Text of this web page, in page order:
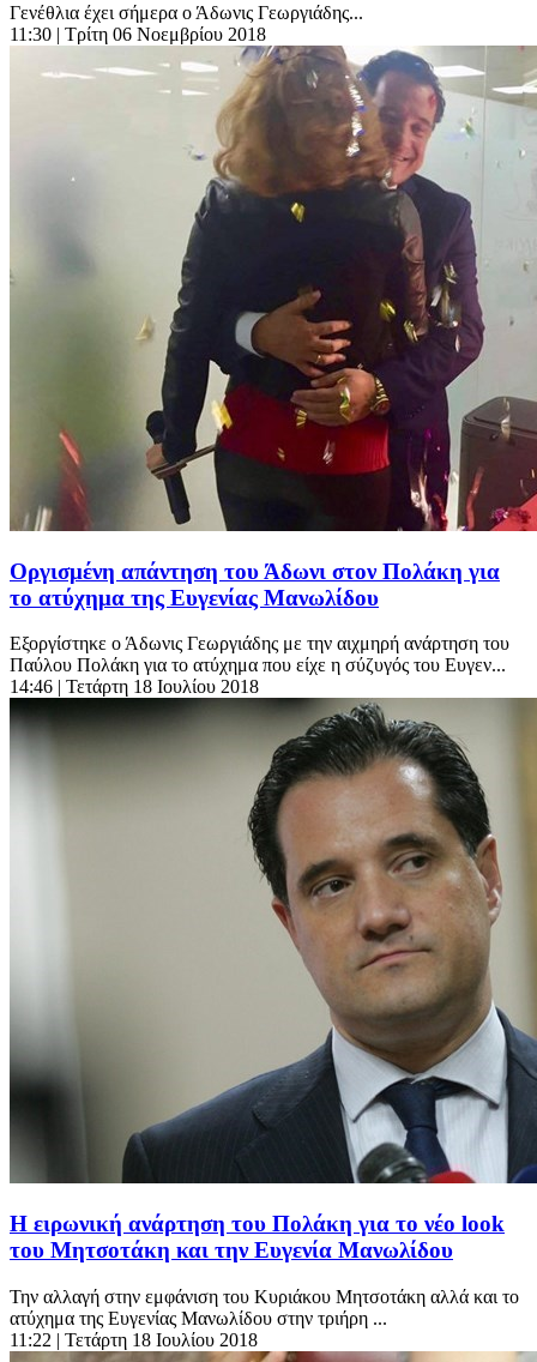
Γενέθλια έχει σήμερα ο Άδωνις Γεωργιάδης...
11:30 | Τρίτη 06 Νοεμβρίου 2018
Οργισμένη απάντηση του Άδωνι στον Πολάκη για
το ατύχημα της Ευγενίας Μανωλίδου
Εξοργίστηκε ο Άδωνις Γεωργιάδης με την αιχμηρή ανάρτηση του
Παύλου Πολάκη για το ατύχημα που είχε η σύζυγός του Ευγεν...
14:46 | Τετάρτη 18 Ιουλίου 2018
Η ειρωνική ανάρτηση του Πολάκη για το νέο look
του Μητσοτάκη και την Ευγενία Μανωλίδου
Την αλλαγή στην εμφάνιση του Κυριάκου Μητσοτάκη αλλά και το
ατύχημα της Ευγενίας Μανωλίδου στην τριήρη ...
11:22 | Τετάρτη 18 Ιουλίου 2018